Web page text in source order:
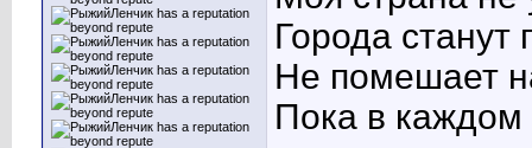
Города станут
Не помешает
Пока в каждом